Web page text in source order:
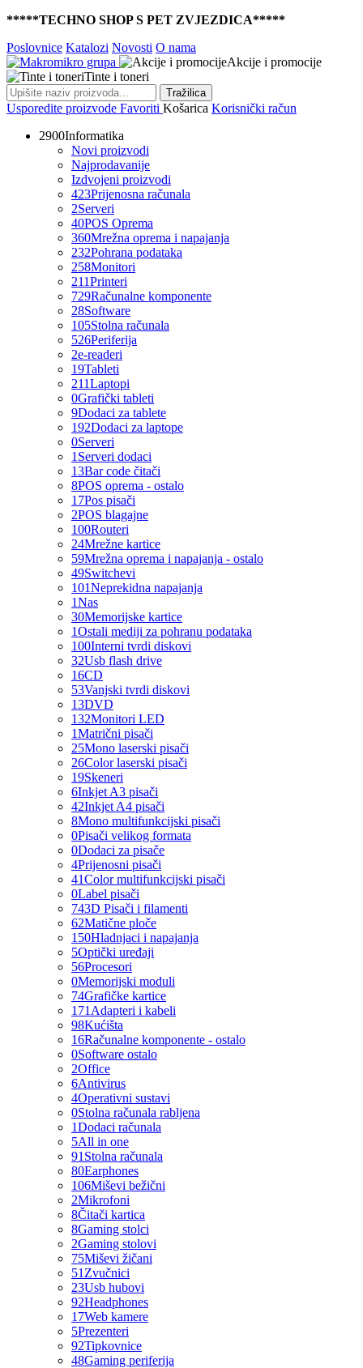
*****TECHNO SHOP S PET ZVJEZDICA*****
Poslovnice Katalozi Novosti O nama
Akcije i promocije
Tinte i toneri
Tražilica
Usporedite proizvode Favoriti Košarica Korisnički račun
2900Informatika
Novi proizvodi
Najprodavanije
Izdvojeni proizvodi
423Prijenosna računala
2Serveri
40POS Oprema
360Mrežna oprema i napajanja
232Pohrana podataka
258Monitori
211Printeri
729Računalne komponente
28Software
105Stolna računala
526Periferija
2e-readeri
19Tableti
211Laptopi
0Grafički tableti
9Dodaci za tablete
192Dodaci za laptope
0Serveri
1 Serveri dodaci
13Bar code čitači
8POS oprema - ostalo
17Pos pisači
2POS blagajne
100Routeri
24Mrežne kartice
59Mrežna oprema i napajanja - ostalo
49Switchevi
101Neprekidna napajanja
1Nas
30Memorijske kartice
1Ostali mediji za pohranu podataka
100Interni tvrdi diskovi
32Usb flash drive
16CD
53Vanjski tvrdi diskovi
13DVD
132Monitori LED
1Matrični pisači
25Mono laserski pisači
26Color laserski pisači
19Skeneri
6Inkjet A3 pisači
42Inkjet A4 pisači
8Mono multifunkcijski pisači
0Pisači velikog formata
0Dodaci za pisače
4Prijenosni pisači
41Color multifunkcijski pisači
0Label pisači
743D Pisači i filamenti
62Matične ploče
150Hladnjaci i napajanja
5Optički uređaji
56Procesori
0Memorijski moduli
74Grafičke kartice
171 Adapteri i kabeli
98Kućišta
16Računalne komponente - ostalo
0Software ostalo
2Office
6Antivirus
4Operativni sustavi
0Stolna računala rabljena
1Dodaci računala
5All in one
91 Stolna računala
80Earphones
106Miševi bežični
2Mikrofoni
8Čitači kartica
8Gaming stolci
2Gaming stolovi
75Miševi žičani
51 Zvučnici
23Usb hubovi
92Headphones
17Web kamere
5Prezenteri
92Tipkovnice
48Gaming periferija